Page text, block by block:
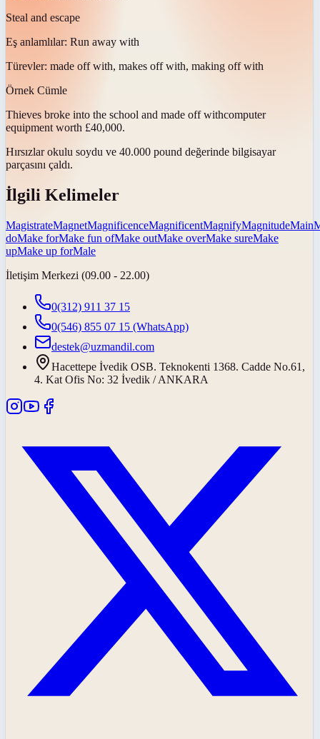
Steal and escape
Eş anlamlılar: Run away with
Türevler: made off with, makes off with, making off with
Örnek Cümle
Thieves broke into the school and made off withcomputer
equipment worth £40,000.
Hırsızlar okulu soydu ve 40.000 pound değerinde bilgisayar
parçasını çaldı.
İlgili Kelimeler
MagistrateMagnetMagnificenceMagnificentMagnifyMagnitudeMain
doMake forMake fun ofMake outMake overMake sureMake
upMake up forMale
İletişim Merkezi (09.00 - 22.00)
0(312) 911 37 15
0(546) 855 07 15 (WhatsApp)
destek@uzmandil.com
Hacettepe İvedik OSB. Teknokenti 1368. Cadde No.61,
4. Kat Ofis No: 32 İvedik / ANKARA